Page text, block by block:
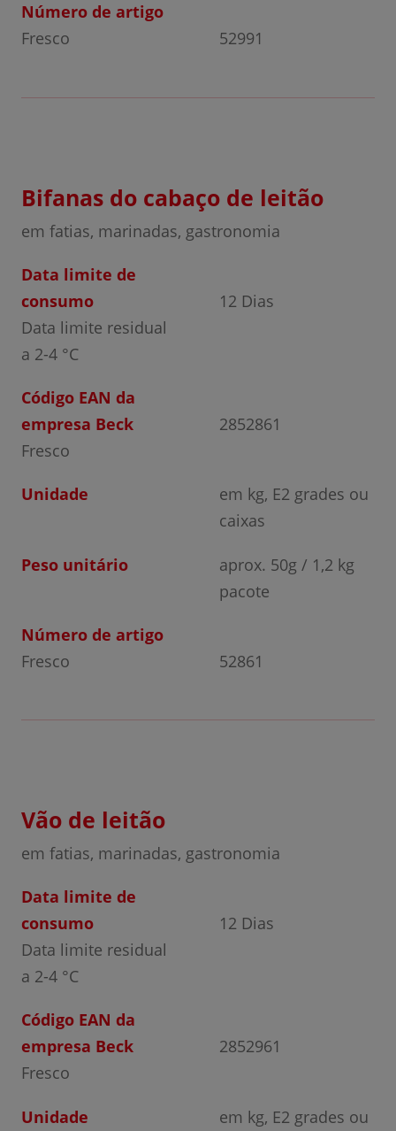
Número de artigo
Fresco
52991
Bifanas do cabaço de leitão
em fatias, marinadas, gastronomia
Data limite de
consumo
Data limite residual
a 2-4 °C
12 Dias
Código EAN da
empresa Beck
Fresco
2852861
Unidade
em kg, E2 grades ou
caixas
Peso unitário
aprox. 50g / 1,2 kg
pacote
Número de artigo
Fresco
52861
Vão de leitão
em fatias, marinadas, gastronomia
Data limite de
consumo
Data limite residual
a 2-4 °C
12 Dias
Código EAN da
empresa Beck
Fresco
2852961
Unidade em kg, E2 grades ou